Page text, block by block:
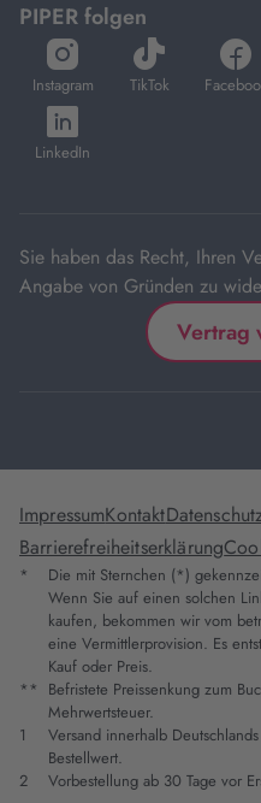
PIPER folgen
Instagram
öffnet
in
neuem
Tab
TikTok
öffnet
in
in
LinkedIn
öffnet
in
Sie haben das Recht, Ihren
Angabe von Gründen zu
Vertrag
ImpressumKontakt
Barrierefreiheitserklärung
*
Die mit Sternchen (*)
Wenn Sie auf einen solchen
kaufen, bekommen wir vom
eine Vermittlerprovision. Es
Kauf oder Preis.
** Befristete Preissenkung zum
Mehrwertsteuer.
1
Versand innerhalb
Bestellwert.
2
Vorbestellung ab 30 Tage vor